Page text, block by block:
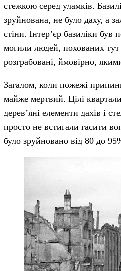
стежкою серед уламків.
зруйнована, не було даху, а
стіни. Інтер’єр базиліки був
могили людей, похованих тут
розграбовані, ймовірно,
Загалом, коли пожежі
майже мертвий. Цілі
дерев’яні елементи дахів і
просто не встигали гасити
було зруйновано від 80 до